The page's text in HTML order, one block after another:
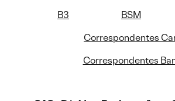
B3 BSM
Correspondentes
Correspondentes